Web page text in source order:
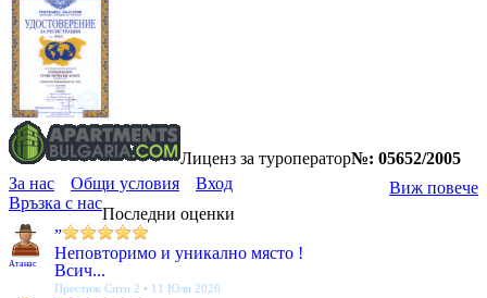
Лиценз за туроператор№: 05652/2005
Виж повече
За нас Общи условия
Вход
Връзка с нас
Последни оценки
Атанас
”
Неповторимо и уникално място !
Всич...
Престиж Сити 2 • 11 Юли 2026